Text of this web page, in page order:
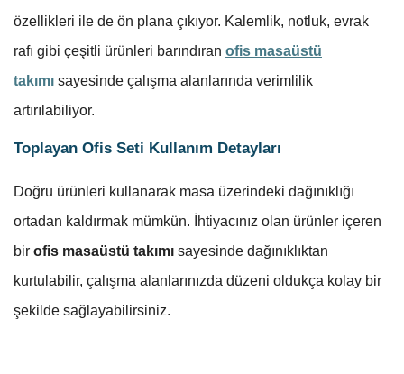
özellikleri ile de ön plana çıkıyor. Kalemlik, notluk, evrak
rafı gibi çeşitli ürünleri barındıran ofis masaüstü
takımı sayesinde çalışma alanlarında verimlilik
artırılabiliyor.
Toplayan Ofis Seti Kullanım Detayları
Doğru ürünleri kullanarak masa üzerindeki dağınıklığı
ortadan kaldırmak mümkün. İhtiyacınız olan ürünler içeren
bir ofis masaüstü takımı sayesinde dağınıklıktan
kurtulabilir, çalışma alanlarınızda düzeni oldukça kolay bir
şekilde sağlayabilirsiniz.